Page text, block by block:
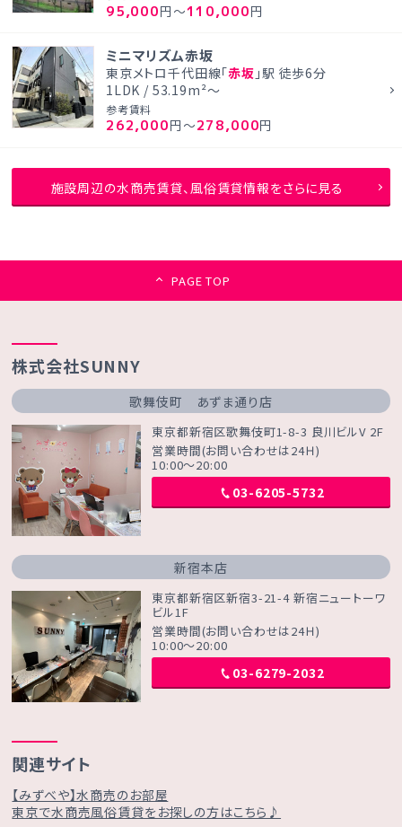
95,000円～110,000円
ミニマリズム赤坂
東京メトロ千代田線「赤坂 」駅 徒歩6分
1LDK / 53.19m²～
参考賃料
262,000円～278,000円
施設周辺の水商売賃貸、風俗賃貸情報をさらに見る
PAGE TOP
株式会社SUNNY
歌舞伎町 あずま通り店
東京都新宿区歌舞伎町1-8-3 良川ビルV 2F
営業時間(お問い合わせは24Ｈ)
10:00～20:00
03-6205-5732
新宿本店
東京都新宿区新宿3-21-4 新宿ニュートーワ
ビル1F
営業時間(お問い合わせは24Ｈ)
10:00～20:00
03-6279-2032
関連サイト
【みずべや】水商売のお部屋
東京で水商売風俗賃貸をお探しの方はこちら♪